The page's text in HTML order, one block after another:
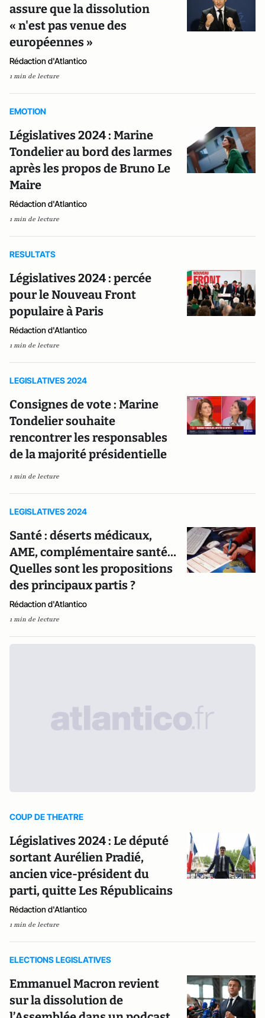
assure que la dissolution
« n'est pas venue des
européennes »
Rédaction d'Atlantico
1 min de lecture
EMOTION
Législatives 2024 : Marine
Tondelier au bord des larmes
après les propos de Bruno Le
Maire
Rédaction d'Atlantico
1 min de lecture
RESULTATS
Législatives 2024 : percée
pour le Nouveau Front
populaire à Paris
Rédaction d'Atlantico
1 min de lecture
LEGISLATIVES 2024
Consignes de vote : Marine
Tondelier souhaite
rencontrer les responsables
de la majorité présidentielle
1 min de lecture
LEGISLATIVES 2024
Santé : déserts médicaux,
AME, complémentaire santé…
Quelles sont les propositions
des principaux partis ?
Rédaction d'Atlantico
1 min de lecture
COUP DE THEATRE
Législatives 2024 : Le député
sortant Aurélien Pradié,
ancien vice-président du
parti, quitte Les Républicains
Rédaction d'Atlantico
1 min de lecture
ELECTIONS LEGISLATIVES
Emmanuel Macron revient
sur la dissolution de